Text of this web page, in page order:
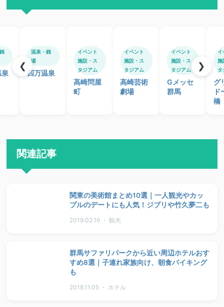
温泉・銭
湯
四万温泉
イベント
施設・ス
タジアム
高崎問屋
町
イベント
施設・ス
タジアム
高崎芸術
劇場
イベント
施設・ス
タジアム
Gメッセ
群馬
イ
施
タ
グ
ド
橋
❮ ❯
関連記事
関東の美術館まとめ10選｜一人観光やカッ
プルのデートにも人気！ジブリや竹久夢二も
2019.02.16 ・ 観光
群馬サファリパークから近い周辺ホテルおす
すめ8選｜子連れ家族向け、朝食バイキング
も
2018.11.05 ・ ホテル